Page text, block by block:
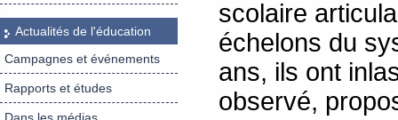
Actualités de l'éducation
Campagnes et événements
Rapports et études
scolaire
échelons du
ans, ils ont
observé,